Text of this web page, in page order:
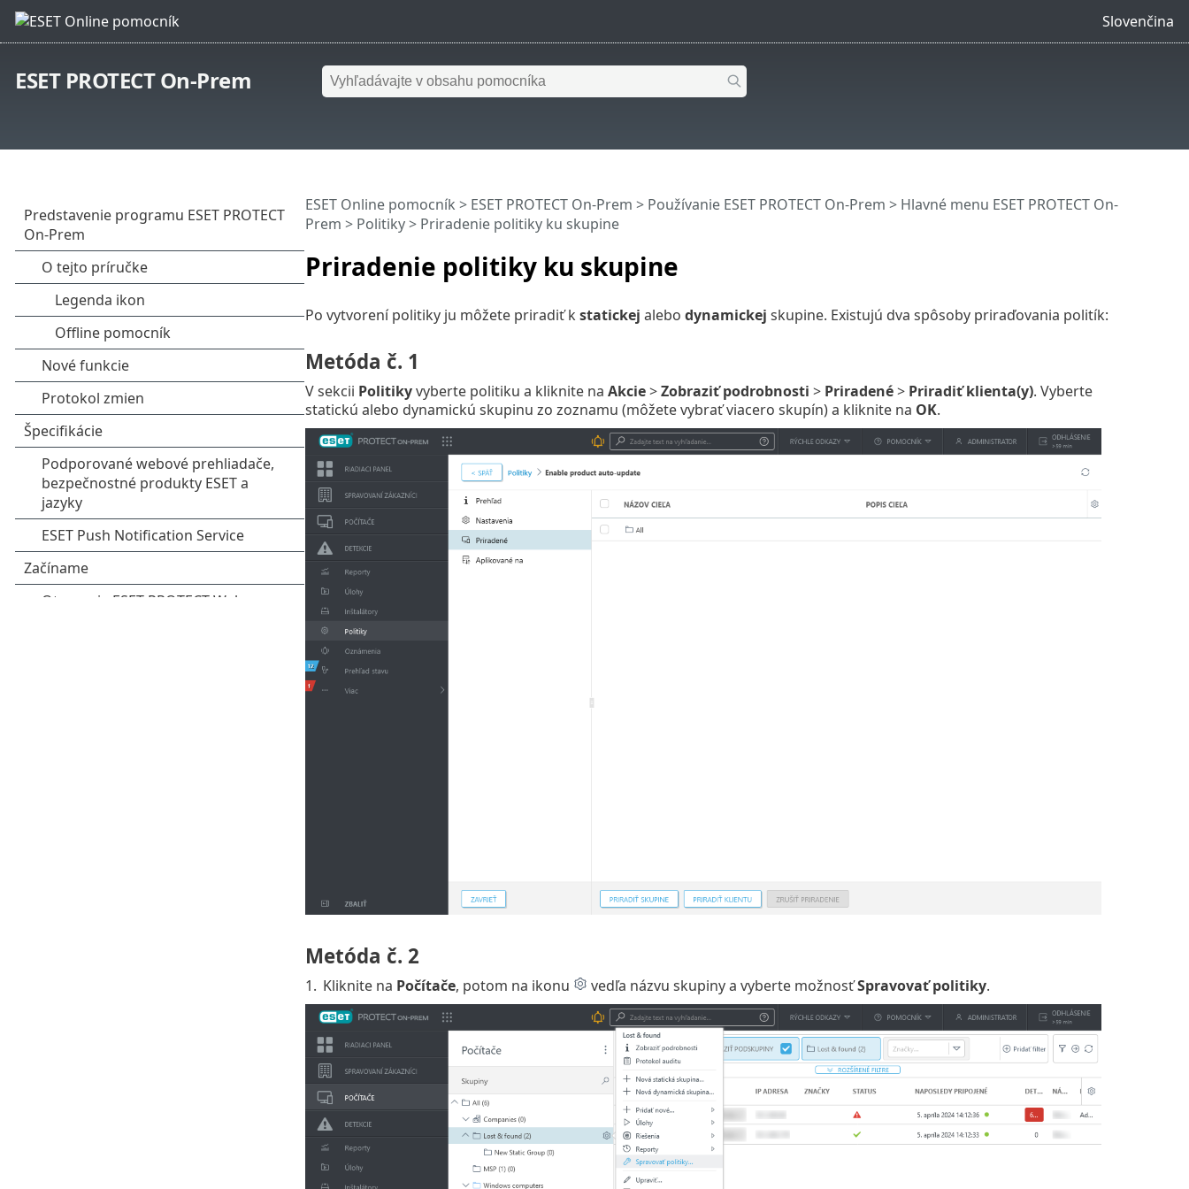
Slovenčina
ESET PROTECT On-Prem
Priradenie politiky ku skupine
ESET Online pomocník > ESET PROTECT On-Prem > Používanie ESET PROTECT On-Prem > Hlavné menu ESET PROTECT On-
Prem > Politiky> Priradenie politiky ku skupine
Po vytvorení politiky ju môžete priradiť k statickej alebo dynamickej skupine. Existujú dva spôsoby priraďovania politík:
Metóda č. 1
V sekcii Politikyvyberte politiku a kliknite na Akcie>Zobraziť podrobnosti > Priradené> Priradiť klienta(y). Vyberte
statickú alebo dynamickú skupinu zo zoznamu (môžete vybrať viacero skupín) a kliknite na OK.
Metóda č. 2
1. Kliknite na Počítače, potom na ikonu vedľa názvu skupiny a vyberte možnosťSpravovať politiky.